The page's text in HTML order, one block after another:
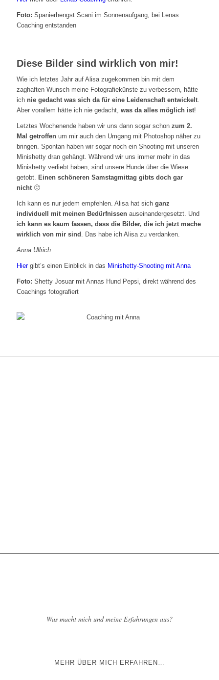
Foto: Spanierhengst Scani im Sonnenaufgang, bei Lenas
Coaching entstanden
Diese Bilder sind wirklich von mir!
Wie ich letztes Jahr auf Alisa zugekommen bin mit dem
zaghaften Wunsch meine Fotografiekünste zu verbessern, hätte
ich nie gedacht was sich da für eine Leidenschaft entwickelt.
Aber vorallem hätte ich nie gedacht, was da alles möglich ist!
Letztes Wochenende haben wir uns dann sogar schon zum 2.
Mal getroffenum mir auch den Umgang mit Photoshop näher zu
bringen. Spontan haben wir sogar noch ein Shooting mit unseren
Minishetty dran gehängt. Während wir uns immer mehr in das
Minishetty verliebt haben, sind unsere Hunde über die Wiese
getobt. Einen schöneren Samstagmittag gibts doch gar
nicht 🙂
Ich kann es nur jedem empfehlen. Alisa hat sichganz
individuell mit meinen Bedürfnissenauseinandergesetzt. Und
ich kann es kaum fassen, dass die Bilder, die ich jetzt mache
wirklich von mir sind . Das habe ich Alisa zu verdanken.
Anna Ullrich
Hiergibt’s einen Einblick in das Minishetty-Shooting mit Anna
Foto: Shetty Josuar mit Annas Hund Pepsi, direkt während des
Coachings fotografiert
Was macht mich und meine Erfahrungen aus?
MEHR ÜBER MICH ERFAHREN…